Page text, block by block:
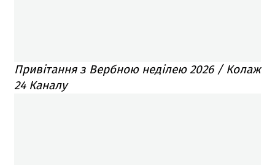
Привітання з Вербною неділею 2026 / Колаж
24 Каналу